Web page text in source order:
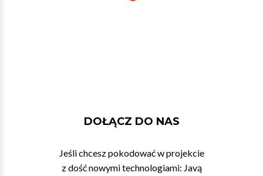
DOŁĄCZ DO NAS
Jeśli chcesz pokodować w projekcie
z dość nowymi technologiami: Javą